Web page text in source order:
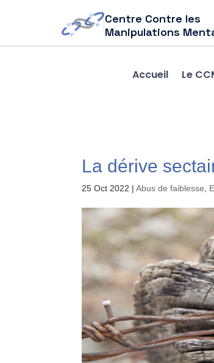
Centre Contre les
Manipulations
Accueil Le
La dérive
25 Oct 2022 |Abus de faiblesse